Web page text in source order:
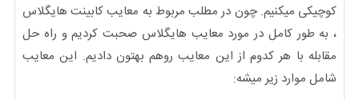
کوچیکی میکنیم. چون در مطلب مربوط به معایب کابینت هایگلاس
، به طور کامل در مورد معایب هایگلاس صحبت کردیم و راه حل
مقابله با هر کدوم از این معایب روهم بهتون دادیم. این معایب
شامل موارد زیر میشه: